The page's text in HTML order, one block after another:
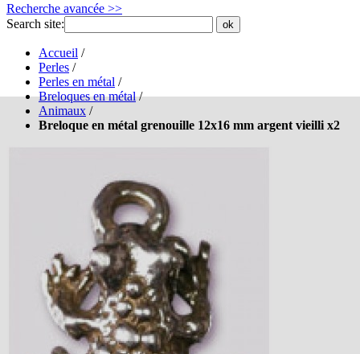
Recherche avancée >>
Search site:
ok
Accueil /
Perles /
Perles en métal /
Breloques en métal /
Animaux /
Breloque en métal grenouille 12x16 mm argent vieilli x2